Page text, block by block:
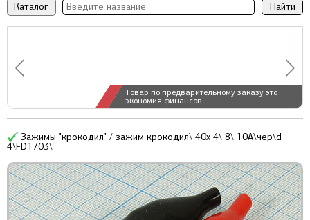
Каталог
Товар по предварительному заказу это
экономия финансов.
Зажимы "крокодил" / зажим крокодил\ 40x 4\ 8\ 10А\чер\d
4\FD1703\